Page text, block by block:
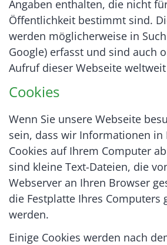
Angaben enthalten, die nicht
Öffentlichkeit bestimmt sind.
werden möglicherweise in
Google) erfasst und sind auch
Aufruf dieser Webseite
Cookies
Wenn Sie unsere Webseite
sein, dass wir Informationen in
Cookies auf Ihrem Computer
sind kleine Text-Dateien, die
Webserver an Ihren Browser
die Festplatte Ihres Computers
werden.
Einige Cookies werden nach